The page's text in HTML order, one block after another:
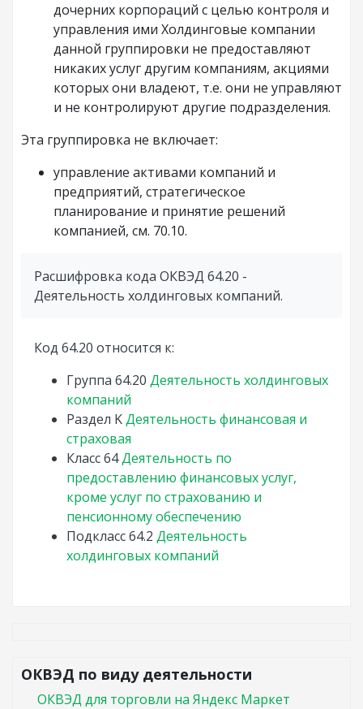
дочерних корпораций с целью контроля и
управления ими Холдинговые компании
данной группировки не предоставляют
никаких услуг другим компаниям, акциями
которых они владеют, т.е. они не управляют
и не контролируют другие подразделения.
Эта группировка не включает:
управление активами компаний и
предприятий, стратегическое
планирование и принятие решений
компанией, см. 70.10.
Расшифровка кода ОКВЭД 64.20 -
Деятельность холдинговых компаний.
Код 64.20 относится к:
Группа 64.20 Деятельность холдинговых
компаний
Раздел KДеятельность финансовая и
страховая
Класс64Деятельность по
предоставлению финансовых услуг,
кроме услуг по страхованию и
пенсионному обеспечению
Подкласс64.2 Деятельность
холдинговых компаний
ОКВЭД по виду деятельности
ОКВЭД для торговли на Яндекс Маркет